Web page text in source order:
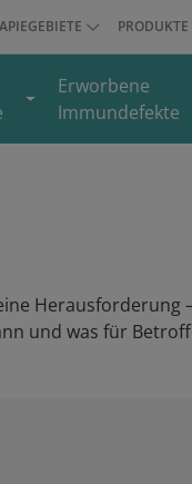
PRODUKTE
Erworbene
Immundefekte
Herausforderung
und was für